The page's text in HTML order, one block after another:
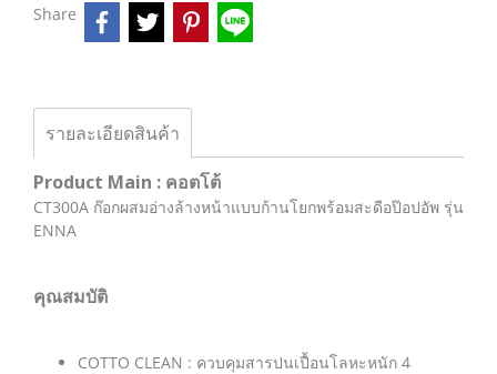
Share
รายละเอียดสินค้า
Product Main : คอตโต้
CT300A ก๊อกผสมอ่างล้างหน้าแบบก้านโยกพร้อมสะดือป๊อปอัพ รุ่น
ENNA
คุณสมบัติ
COTTO CLEAN : ควบคุมสารปนเปื้อนโลหะหนัก 4